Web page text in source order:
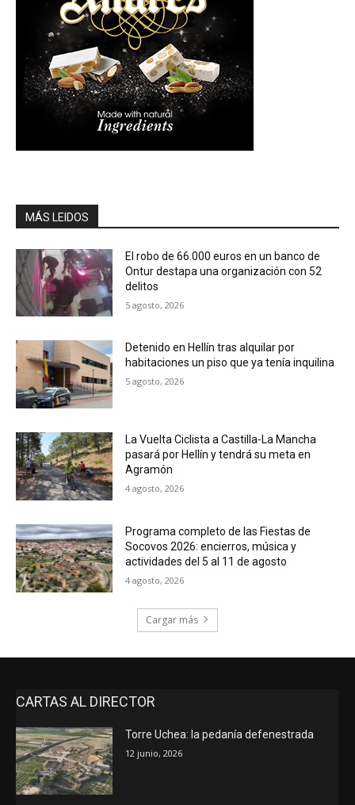
MÁS LEIDOS
El robo de 66.000 euros en un banco de
Ontur destapa una organización con 52
delitos
5 agosto, 2026
Detenido en Hellín tras alquilar por
habitaciones un piso que ya tenía inquilina
5 agosto, 2026
La Vuelta Ciclista a Castilla-La Mancha
pasará por Hellín y tendrá su meta en
Agramón
4 agosto, 2026
Programa completo de las Fiestas de
Socovos 2026: encierros, música y
actividades del 5 al 11 de agosto
4 agosto, 2026
Cargar más
CARTAS AL DIRECTOR
Torre Uchea: la pedanía defenestrada
12 junio, 2026